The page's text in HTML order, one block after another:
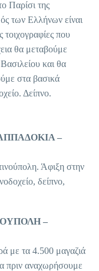
Παρίσι της
των Ελλήνων είναι
τοιχογραφίες που
θα μεταβούμε
και θα
στα βασικά
Δείπνο.
–
Άφιξη στην
δείπνο,
–
με τα 4.500 μαγαζιά
πριν αναχωρήσουμε